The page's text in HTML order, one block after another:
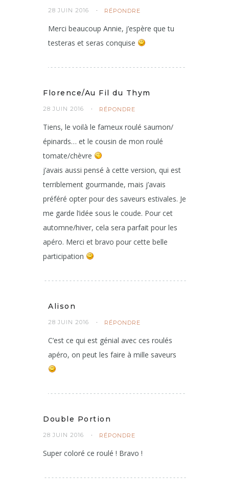
28 JUIN 2016 RÉPONDRE
Merci beaucoup Annie, j’espère que tu
testeras et seras conquise
Florence/Au Fil du Thym
28 JUIN 2016 RÉPONDRE
Tiens, le voilà le fameux roulé saumon/
épinards… et le cousin de mon roulé
tomate/chèvre
j’avais aussi pensé à cette version, qui est
terriblement gourmande, mais j’avais
préféré opter pour des saveurs estivales. Je
me garde l’idée sous le coude. Pour cet
automne/hiver, cela sera parfait pour les
apéro. Merci et bravo pour cette belle
participation
Alison
28 JUIN 2016 RÉPONDRE
C’est ce qui est génial avec ces roulés
apéro, on peut les faire à mille saveurs
Double Portion
28 JUIN 2016 RÉPONDRE
Super coloré ce roulé ! Bravo !